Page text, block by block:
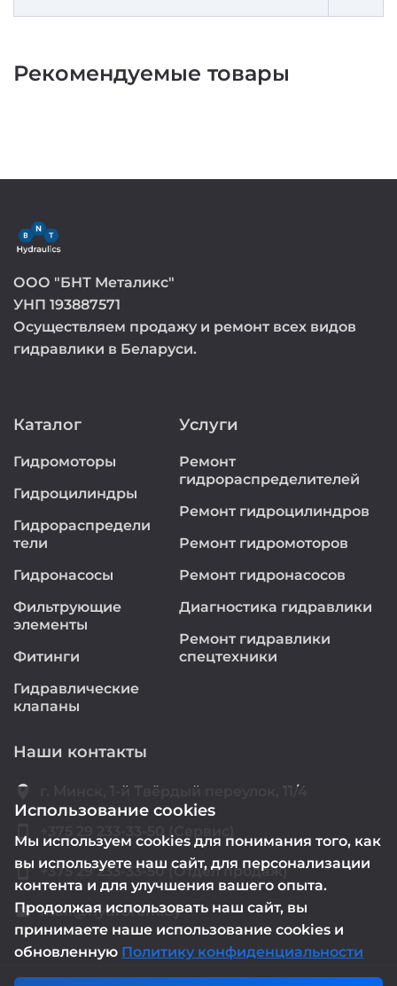
Рекомендуемые товары
ООО "БНТ Металикс"
УНП 193887571
Осуществляем продажу и ремонт всех видов
гидравлики в Беларуси.
Каталог
Гидромоторы
Гидроцилиндры
Гидрораспредели
тели
Гидронасосы
Фильтрующие
элементы
Фитинги
Гидравлические
клапаны
Услуги
Ремонт
гидрораспределителей
Ремонт гидроцилиндров
Ремонт гидромоторов
Ремонт гидронасосов
Диагностика гидравлики
Ремонт гидравлики
спецтехники
Наши контакты
location_on г. Минск, 1-й Твёрдый переулок, 11/4
smartphone +375 29 233-33-50 (Сервис)
smartphone +375 29 233-33-50 (Отдел продаж)
email mail@hydrorem.by
Использование cookies
Мы используем cookies для понимания того, как
вы используете наш сайт, для персонализации
контента и для улучшения вашего опыта.
Продолжая использовать наш сайт, вы
принимаете наше использование cookies и
обновленную Политику конфиденциальности